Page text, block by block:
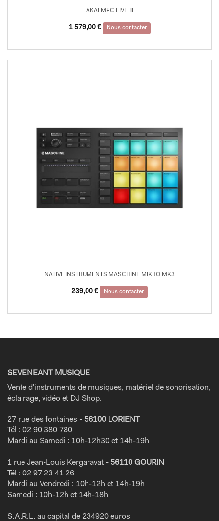
AKAI MPC LIVE III
1 579,00 € Nous contacter
NATIVE INSTRUMENTS MASCHINE MIKRO MK3
239,00 € Nous contacter
SEVENEANT MUSIQUE
Vente d'instruments de musiques, matériel de sonorisation,
éclairage, vidéo et DJ Shop.
27 rue des fontaines - 56100 LORIENT
Tél : 02 90 380 780
Mardi au Samedi : 10h-12h30 et 14h-19h
1 rue Jean-Louis Kergaravat - 56110 GOURIN
Tél : 02 97 23 41 26
Mardi au Vendredi : 10h-12h et 14h-19h
Samedi : 10h-12h et 14h-18h
S.A.R.L. au capital de 234920 euros